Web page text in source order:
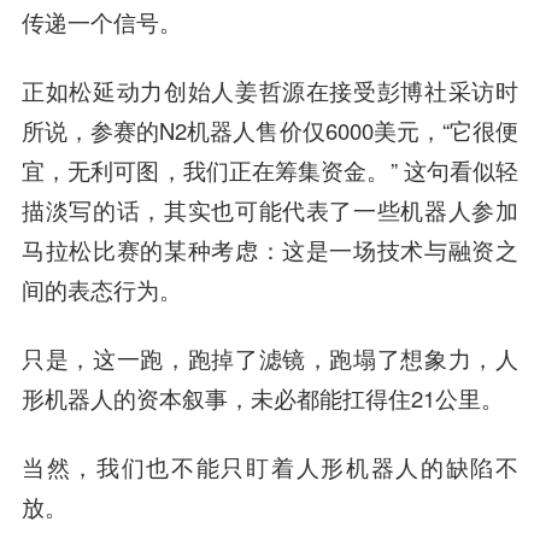
传递一个信号。
正如松延动力创始人姜哲源在接受彭博社采访时
所说，参赛的N2机器人售价仅6000美元，“它很便
宜，无利可图，我们正在筹集资金。” 这句看似轻
描淡写的话，其实也可能代表了一些机器人参加
马拉松比赛的某种考虑：这是一场技术与融资之
间的表态行为。
只是，这一跑，跑掉了滤镜，跑塌了想象力，人
形机器人的资本叙事，未必都能扛得住21公里。
当然，我们也不能只盯着人形机器人的缺陷不
放。